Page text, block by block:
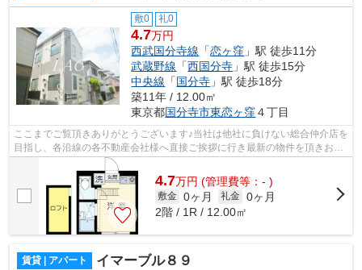
敷0 礼0
4.7万円
西武国分寺線 「恋ヶ窪 」駅 徒歩11分
武蔵野線 「西国分寺 」駅 徒歩15分
中央線 「国分寺 」駅 徒歩18分
築11年 / 12.00㎡
東京都国分寺市東恋ヶ窪４丁目
ここまでご覧頂きありがとうございます♪当社は他社に負けない総合仲介店を
目指し、各沿線の各不動産会社様へ直接ご挨拶に行き最新の物件を頂きお客
様へ提供しております！最新の情報は...
4.7万円 (管理費等：- )
敷金 0ヶ月 礼金 0ヶ月
2階 / 1R / 12.00㎡
賃貸 | アパート イマーブル８９